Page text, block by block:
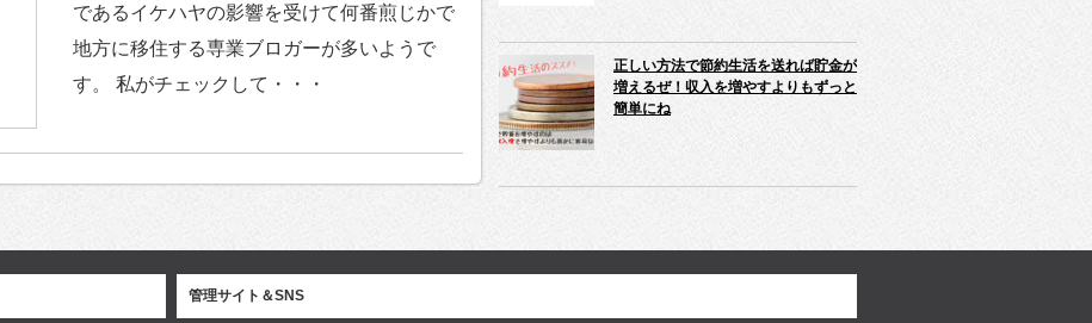
であるイケハヤの影響を受けて何番煎じかで
地方に移住する専業ブロガーが多いようで
す。 私がチェックして・・・
正しい方法で節約生活を送れば貯金が
増えるぜ！収入を増やすよりもずっと
簡単にね
管理サイト＆SNS